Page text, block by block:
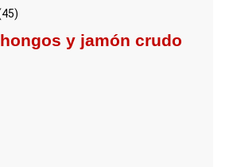
45)
y jamón crudo